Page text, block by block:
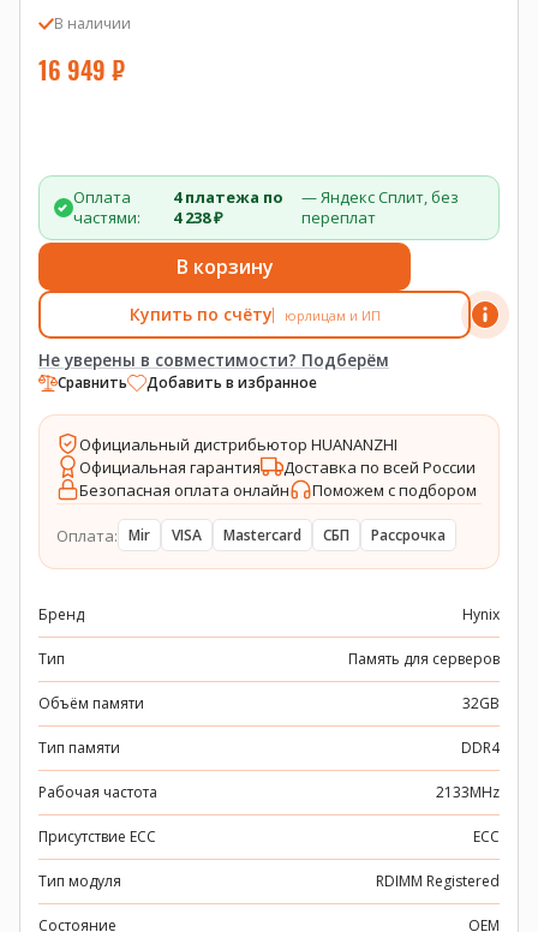
В наличии
16 949 ₽
Оплата
частями:
4 платежа по
4 238 ₽
— Яндекс Сплит, без
переплат
В корзину
Купить по счёту юрлицам и ИП
Не уверены в совместимости? Подберём
Сравнить Добавить в избранное
Официальный дистрибьютор HUANANZHI
Официальная гарантия
Доставка по всей России
Безопасная оплата онлайн
Поможем с подбором
Оплата: Mir VISA Mastercard СБП Рассрочка
Бренд Hynix
Тип Память для серверов
Объём памяти 32GB
Тип памяти DDR4
Рабочая частота 2133MHz
Присутствие ECC ECC
Тип модуля RDIMM Registered
Состояние OEM